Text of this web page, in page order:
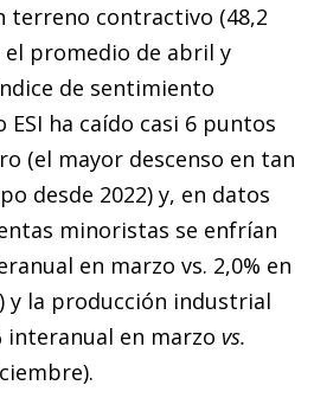
terreno contractivo (48,2
el promedio de abril y
de sentimiento
ESI ha caído casi 6 puntos
(el mayor descenso en tan
desde 2022) y, en datos
minoristas se enfrían
en marzo vs. 2,0% en
y la producción industrial
interanual en marzo vs.